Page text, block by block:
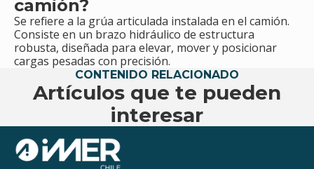
camión?
Se refiere a la grúa articulada instalada en el camión.
Consiste en un brazo hidráulico de estructura
robusta, diseñada para elevar, mover y posicionar
cargas pesadas con precisión.
CONTENIDO RELACIONADO
Artículos que te pueden
interesar